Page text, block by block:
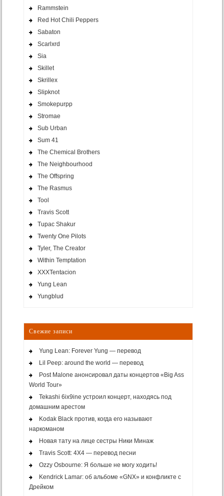
Rammstein
Red Hot Chili Peppers
Sabaton
Scarlxrd
Sia
Skillet
Skrillex
Slipknot
Smokepurpp
Stromae
Sub Urban
Sum 41
The Chemical Brothers
The Neighbourhood
The Offspring
The Rasmus
Tool
Travis Scott
Tupac Shakur
Twenty One Pilots
Tyler, The Creator
Within Temptation
XXXTentacion
Yung Lean
Yungblud
Свежие записи
Yung Lean: Forever Yung — перевод
Lil Peep: around the world — перевод
Post Malone анонсировал даты концертов «Big Ass
World Tour»
Tekashi 6ix9ine устроил концерт, находясь под
домашним арестом
Kodak Black против, когда его называют
наркоманом
Новая тату на лице сестры Ники Минаж
Travis Scott: 4X4 — перевод песни
Ozzy Osbourne: Я больше не могу ходить!
Kendrick Lamar: об альбоме «GNX» и конфликте с
Дрейком